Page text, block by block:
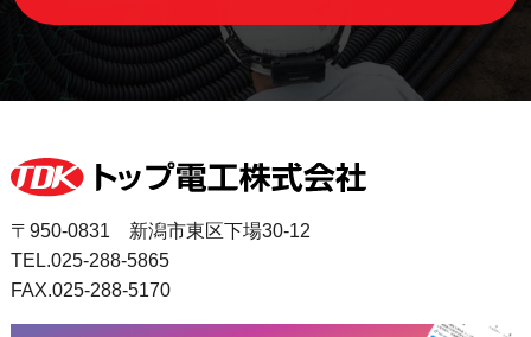
〒950-0831 新潟市東区下場30-12
TEL.025-288-5865
FAX.025-288-5170